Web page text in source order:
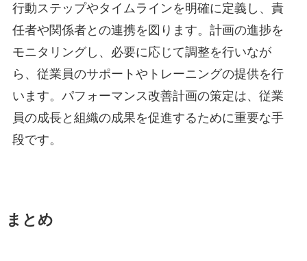
行動ステップやタイムラインを明確に定義し、責
任者や関係者との連携を図ります。計画の進捗を
モニタリングし、必要に応じて調整を行いなが
ら、従業員のサポートやトレーニングの提供を行
います。パフォーマンス改善計画の策定は、従業
員の成長と組織の成果を促進するために重要な手
段です。
まとめ